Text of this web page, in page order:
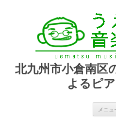
北九州市小倉南区
よるピ
メニュ